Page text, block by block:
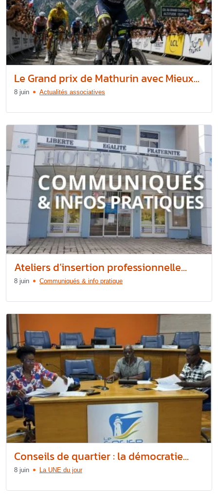
Le Grand prix de Mathurin avec Mieux...
8 juin Actualités associatives
Ateliers d’insertion professionnelle...
8 juin Communiqués & info pratique
Conseils de quartier : la démocratie...
8 juin La UNE du jour